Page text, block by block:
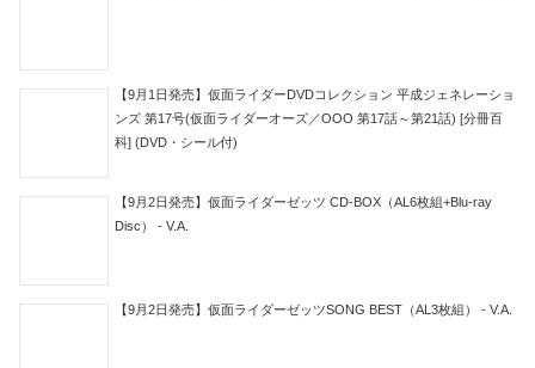
【9月1日発売】仮面ライダーDVDコレクション 平成ジェネレーショ
ンズ 第17号(仮面ライダーオーズ／OOO 第17話～第21話) [分冊百
科] (DVD・シール付)
【9月2日発売】仮面ライダーゼッツ CD-BOX（AL6枚組+Blu-ray
Disc） - V.A.
【9月2日発売】仮面ライダーゼッツSONG BEST（AL3枚組） - V.A.